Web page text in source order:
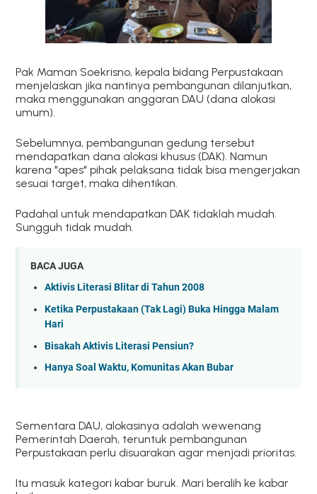
Pak Maman Soekrisno, kepala bidang Perpustakaan
menjelaskan jika nantinya pembangunan dilanjutkan,
maka menggunakan anggaran DAU (dana alokasi
umum).
Sebelumnya, pembangunan gedung tersebut
mendapatkan dana alokasi khusus (DAK). Namun
karena "apes" pihak pelaksana tidak bisa mengerjakan
sesuai target, maka dihentikan.
Padahal untuk mendapatkan DAK tidaklah mudah.
Sungguh tidak mudah.
BACA JUGA
Aktivis Literasi Blitar di Tahun 2008
Ketika Perpustakaan (Tak Lagi) Buka Hingga Malam
Hari
Bisakah Aktivis Literasi Pensiun?
Hanya Soal Waktu, Komunitas Akan Bubar
Sementara DAU, alokasinya adalah wewenang
Pemerintah Daerah, teruntuk pembangunan
Perpustakaan perlu disuarakan agar menjadi prioritas.
Itu masuk kategori kabar buruk. Mari beralih ke kabar